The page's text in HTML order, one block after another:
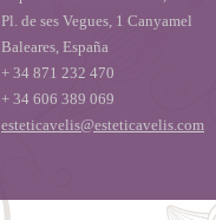
Pl. de ses Vegues, 1 Canyamel
Baleares, España
+ 34 871 232 470
+ 34 606 389 069
esteticavelis@esteticavelis.com